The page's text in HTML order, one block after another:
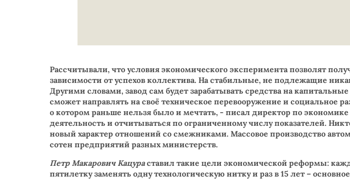
Рассчитывали, что условия экономического эксперимента позволят
зависимости от успехов коллектива. На стабильные, не подлежащие
Другими словами, завод сам будет зарабатывать средства на
сможет направлять на своё техническое перевооружение и социальное
о котором раньше нельзя было и мечтать, - писал директор по
деятельность и отчитываться по ограниченному числу показателей.
новый характер отношений со смежниками. Массовое производство
сотен предприятий разных министерств.
Петр Макарович Кацураставил такие цели экономической реформы:
пятилетку заменять одну технологическую нитку и раз в 15 лет –